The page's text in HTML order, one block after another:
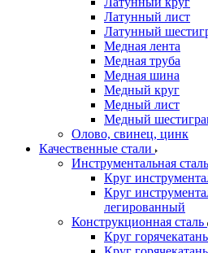
Латунный лист
Латунный
Медная лента
Медная труба
Медная шина
Медный круг
Медный лист
Медный
Олово, cвинец, цинк
Качественные стали
Инструментальная сталь
Круг
Круг
легированный
Конструкционная сталь
Круг